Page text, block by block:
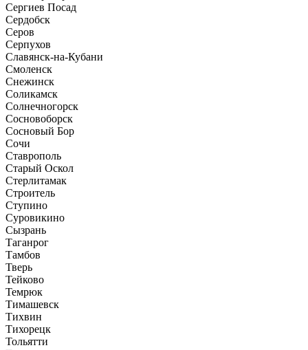
Сергиев Посад
Сердобск
Серов
Серпухов
Славянск-на-Кубани
Смоленск
Снежинск
Соликамск
Солнечногорск
Сосновоборск
Сосновый Бор
Сочи
Ставрополь
Старый Оскол
Стерлитамак
Строитель
Ступино
Суровикино
Сызрань
Таганрог
Тамбов
Тверь
Тейково
Темрюк
Тимашевск
Тихвин
Тихорецк
Тольятти